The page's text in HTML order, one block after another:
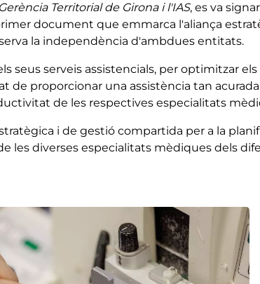
Territorial de Girona i l'IAS, es va
document que emmarca l'aliança
la independència d'ambdues entitats.
serveis assistencials, per optimitzar
proporcionar una assistència tan
de les respectives especialitats
i de gestió compartida per a la
les diverses especialitats mèdiques dels